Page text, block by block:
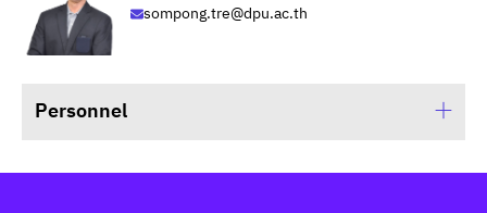
sompong.tre@dpu.ac.th
Personnel